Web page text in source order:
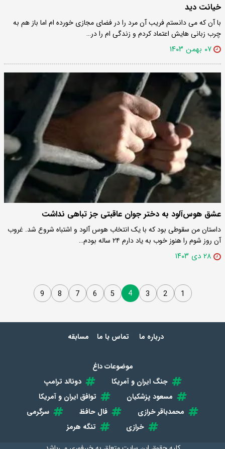
خیانت دید
با آن که می دانستم فریب آن مرد را در فضای مجازی خورده‌ ام اما باز هم به
چرب زبانی هایش اعتماد کردم و زندگی ام را در…
۰۷ بهمن ۱۴۰۳
عشق هوس‌آلود به دختر جوان عاقبتی جز تباهی نداشت
داستان من سقوطی بود که با یک انتخاب هوس آلود و اشتباه شروع شد. غروب
آن روز شوم را هنوز خوب به یاد دارم ۲۴ ساله بودم…
۲۸ دی ۱۴۰۳
1
2
3
4
5
6
7
8
9
درباره ما تماس با ما مسابقه
موضوعات داغ
جنگ ایران و آمریکا
دونالد ترامپ
مسعود پزشکیان
توافق ایران و آمریکا
محمدباقر خرازی
فال حافظ
سرگرمی
خرازی
تنگه هرمز